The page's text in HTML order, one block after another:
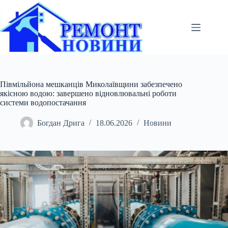
вмісту
Півмільйона мешканців Миколаївщини забезпечено
якісною водою: завершено відновлювальні роботи
системи водопостачання
Богдан Дрига 18.06.2026 Новини